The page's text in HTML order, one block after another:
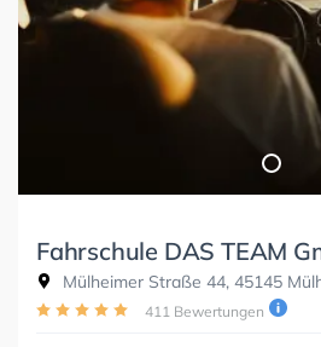
Fahrschule DAS TEAM
Mülheimer Straße 44, 45145
411 Bewertungen